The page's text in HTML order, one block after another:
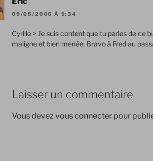
09/05/2006 À 9:34
Cyrille > Je suis content que tu parles de ce
maligne et bien menée. Bravo à Fred au
Laisser un commentaire
Vous devez vous connecter pour